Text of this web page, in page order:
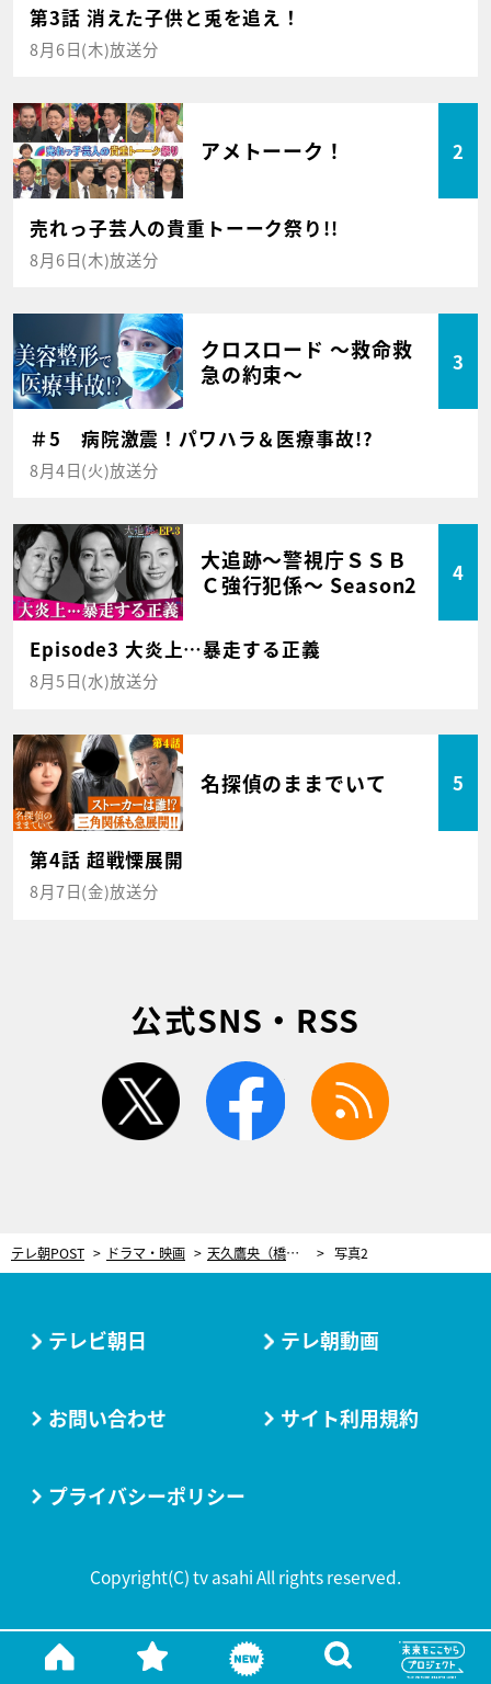
第3話 消えた子供と兎を追え！
8月6日(木)放送分
アメトーーク！ 2
売れっ子芸人の貴重トーーク祭り!!
8月6日(木)放送分
クロスロード ～救命救
急の約束～
3
＃5 病院激震！パワハラ＆医療事故!?
8月4日(火)放送分
大追跡～警視庁ＳＳＢ
Ｃ強行犯係～ Season2
4
Episode3 大炎上…暴走する正義
8月5日(水)放送分
名探偵のままでいて 5
第4話 超戦慄展開
8月7日(金)放送分
公式SNS・RSS
twitter facebook
テレ朝POST ドラマ・映画 天久鷹央（橋本環奈）、窮地に立つ！“殺人事件”の容疑者は…姉・真鶴（佐々木希） 写真2
テレビ朝日 テレ朝動画
お問い合わせ サイト利用規約
プライバシーポリシー
Copyright(C) tv asahi All rights reserved.